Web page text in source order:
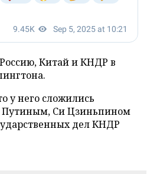
Россию, Китай и КНДР в
у него сложились
Си Цзиньпином
дел КНДР